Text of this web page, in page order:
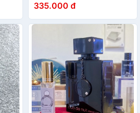
335.000 đ